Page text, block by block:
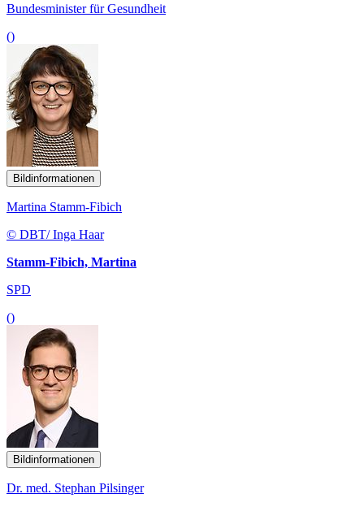
Bundesminister für Gesundheit
()
Bildinformationen
Martina Stamm-Fibich
© DBT/ Inga Haar
Stamm-Fibich, Martina
SPD
()
Bildinformationen
Dr. med. Stephan Pilsinger